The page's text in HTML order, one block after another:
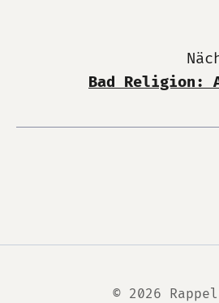
Bad Religion:
© 2026